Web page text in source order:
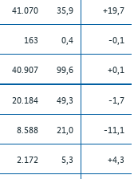
41.070 35,9 +19,7
163 0,4 -0,1
40.907 99,6 +0,1
20.184 49,3 -1,7
8.588 21,0 -11,1
2.172 5,3 +4,3